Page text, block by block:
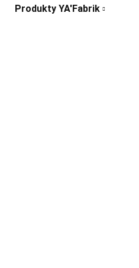
Produkty YA'Fabrik